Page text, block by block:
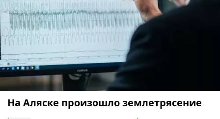
На Аляске произошло землетрясение